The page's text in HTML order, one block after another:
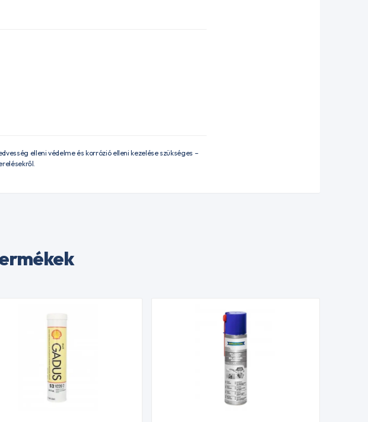
elleni védelme és korrózió elleni kezelése szükséges –